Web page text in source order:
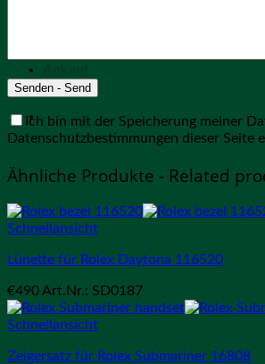
Ich bin mit der Speicherung meiner
Datenschutzbestimmungen dieser Seite
Ähnliche Produkte - Related
Schnellansicht
Lünette für Rolex Daytona 116520
€490 Art.Nr.: SD0187
Schnellansicht
Zeigersatz für Rolex Submariner 16808